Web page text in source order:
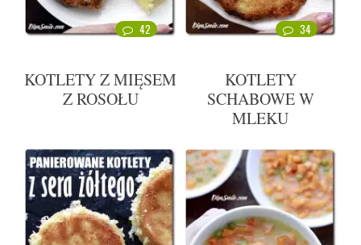
42
KOTLETY Z MIĘSEM
Z ROSOŁU
34
KOTLETY
SCHABOWE W
MLEKU